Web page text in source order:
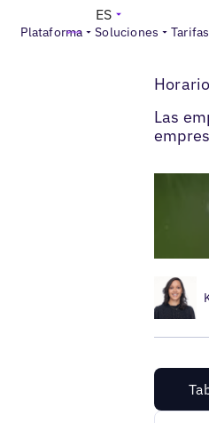
Plataforma Soluciones Tarifas
ES
Blogs >
Las